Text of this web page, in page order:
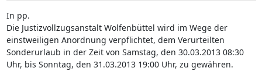
In pp.
Die Justizvollzugsanstalt Wolfenbüttel wird im Wege der
einstweiligen Anordnung verpflichtet, dem Verurteilten
Sonderurlaub in der Zeit von Samstag, den 30.03.2013 08:30
Uhr, bis Sonntag, den 31.03.2013 19:00 Uhr, zu gewähren.